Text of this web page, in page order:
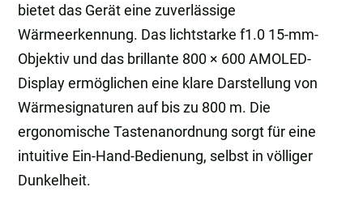
bietet das Gerät eine zuverlässige
Wärmeerkennung. Das lichtstarke f1.0 15-mm-
Objektiv und das brillante 800 × 600 AMOLED-
Display ermöglichen eine klare Darstellung von
Wärmesignaturen auf bis zu 800 m. Die
ergonomische Tastenanordnung sorgt für eine
intuitive Ein-Hand-Bedienung, selbst in völliger
Dunkelheit.